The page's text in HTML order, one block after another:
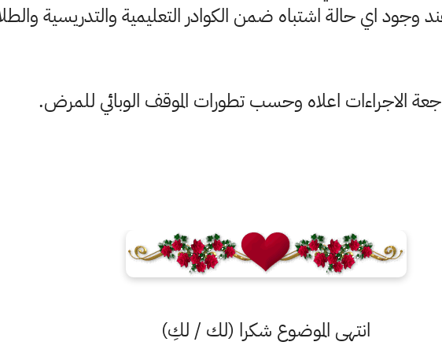
وجود اي حالة اشتباه ضمن الكوادر التعليمية والتدريسية
الاجراءات اعلاه وحسب تطورات الموقف الوبائي للمرض.
انتهى الموضوع شكرا (لك / لكِ)